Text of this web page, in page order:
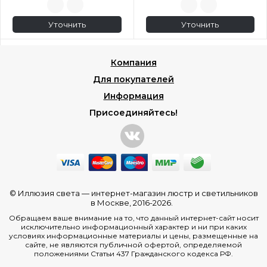
Уточнить Уточнить
Компания
Для покупателей
Информация
Присоединяйтесь!
© Иллюзия света — интернет-магазин люстр и светильников
в Москве , 2016-2026.
Обращаем ваше внимание на то, что данный интернет-сайт носит
исключительно информационный характер и ни при каких
условиях информационные материалы и цены, размещенные на
сайте, не являются публичной офертой, определяемой
положениями Статьи 437 Гражданского кодекса РФ.